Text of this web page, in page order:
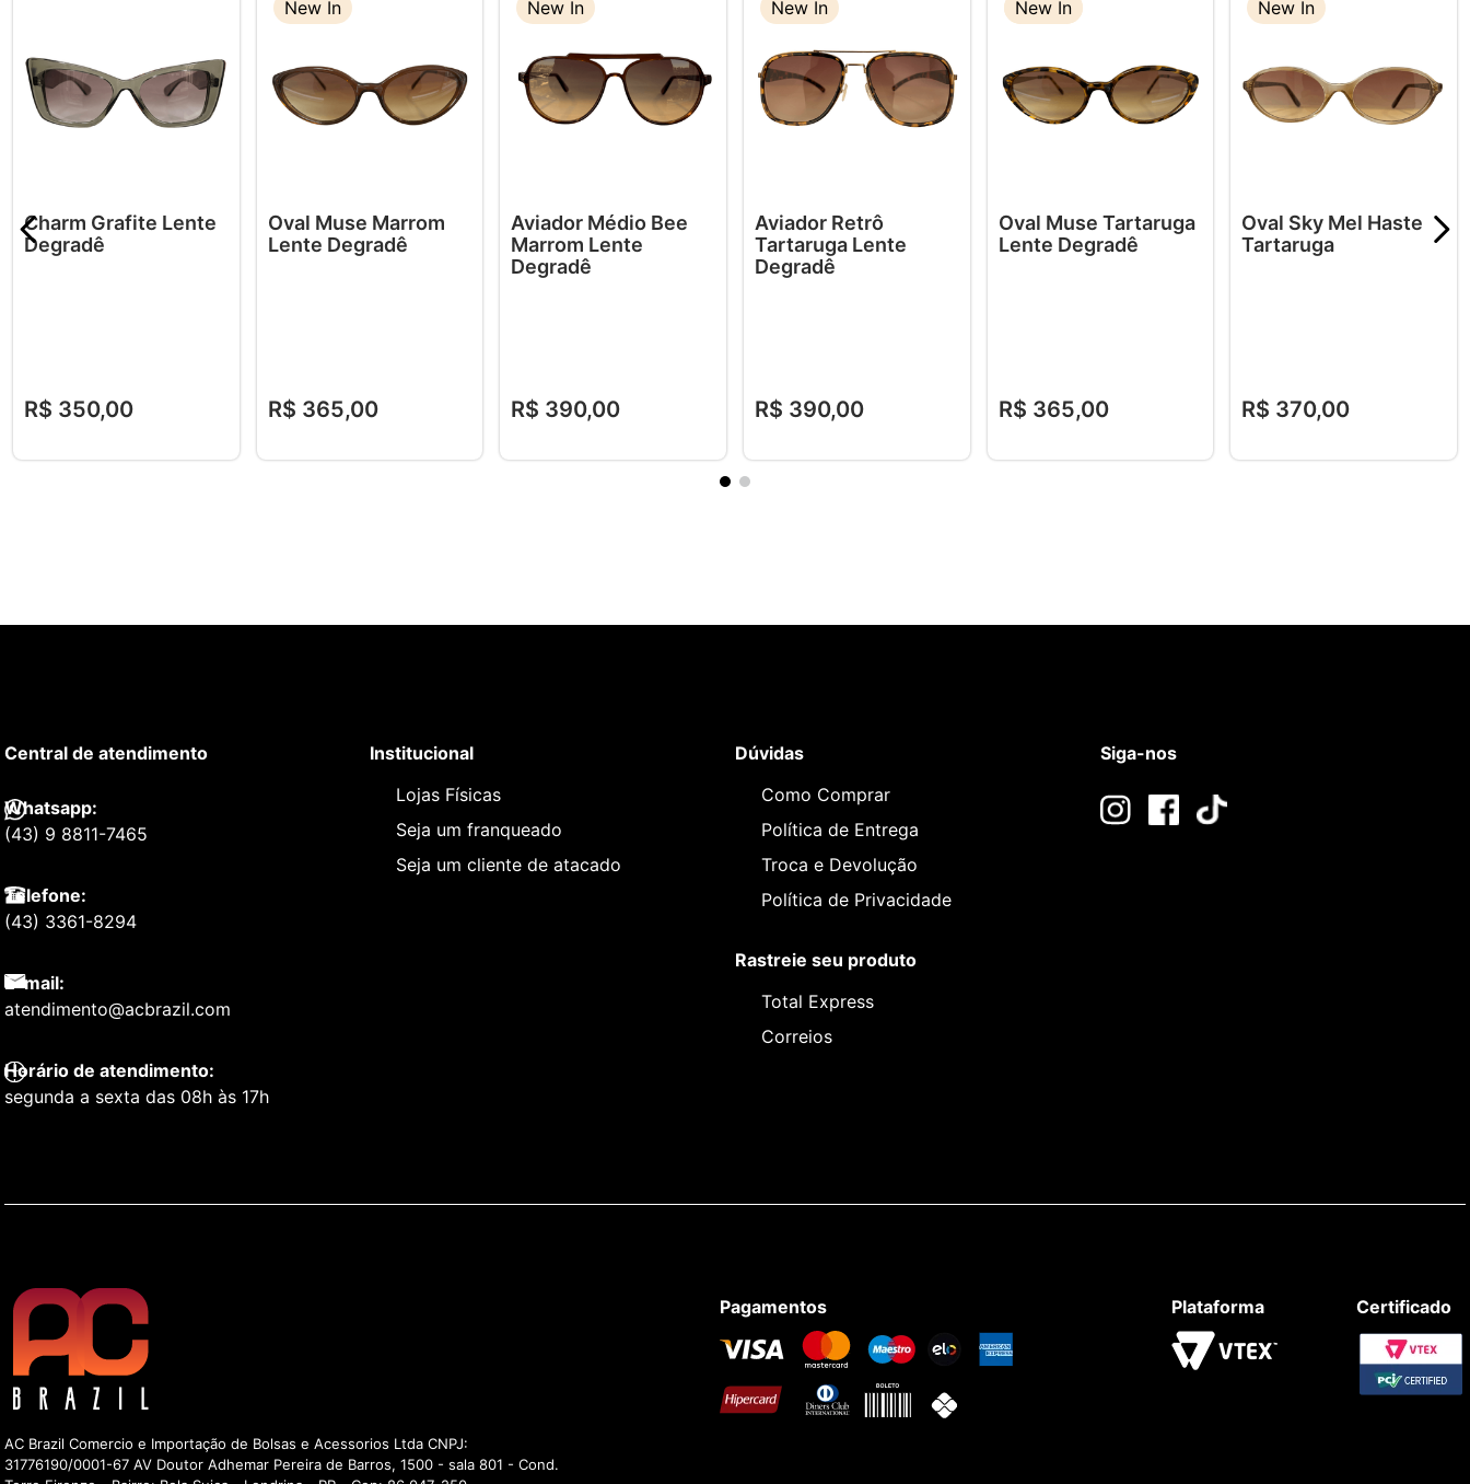
Charm Grafite Lente
Degradê
R$ 350,00
New In
Oval Muse Marrom
Lente Degradê
R$ 365,00
New In
Aviador Médio Bee
Marrom Lente
Degradê
R$ 390,00
New In
Aviador Retrô
Tartaruga Lente
Degradê
R$ 390,00
New In
New In
Oval Muse Tartaruga
Lente Degradê
R$ 365,00
New In
Oval Sky Mel Haste
Tartaruga
R$ 370,00
Central de atendimento
Whatsapp:
(43) 9 8811-7465
Telefone:
(43) 3361-8294
E-mail:
atendimento@acbrazil.com
Horário de atendimento:
segunda a sexta das 08h às 17h
Institucional
Lojas Físicas
Seja um franqueado
Seja um cliente de atacado
Dúvidas
Como Comprar
Política de Entrega
Troca e Devolução
Política de Privacidade
Rastreie seu produto
Total Express
Correios
Siga-nos
AC Brazil Comercio e Importação de Bolsas e Acessorios Ltda CNPJ:
31776190/0001-67 AV Doutor Adhemar Pereira de Barros, 1500 - sala 801 - Cond.
Pagamentos Plataforma Certificado